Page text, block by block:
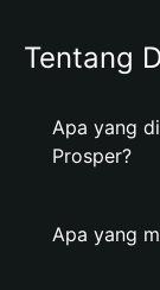
Tentang
Apa yang
Prosper?
Apa yang